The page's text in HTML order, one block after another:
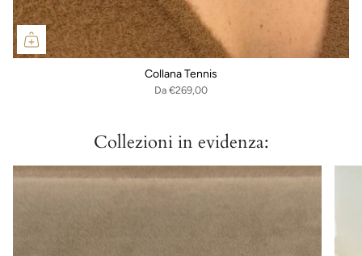
Collana Tennis
Da €269,00
Collezioni in evidenza: